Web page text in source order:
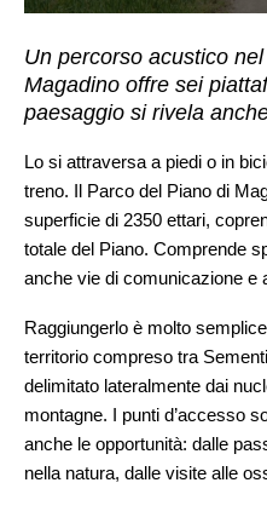
Un percorso acustico
Magadino offre sei
paesaggio si rivela
Lo si attraversa a piedi o in
treno. Il Parco del Piano di
superficie di 2350 ettari,
totale del Piano. Comprende
anche vie di comunicazione e
Raggiungerlo è molto
territorio compreso tra
delimitato lateralmente dai
montagne. I punti d’accesso
anche le opportunità: dalle
nella natura, dalle visite alle